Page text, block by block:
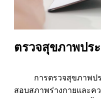
ตรวจสุขภาพปร
การตรวจสุขภาพประ
สอบสภาพร่างกายและค